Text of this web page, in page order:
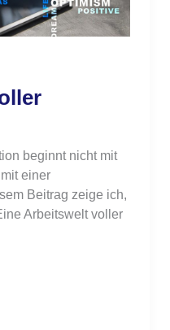
beginnt nicht mit
einer
Beitrag zeige ich,
Arbeitswelt voller